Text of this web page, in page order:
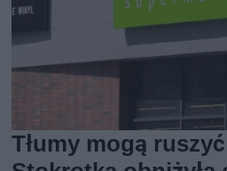
Tłumy mogą